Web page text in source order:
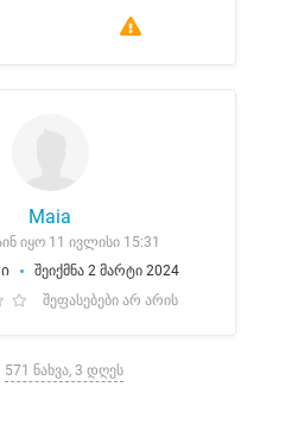
Maia
იყო 11 ივლისი 15:31
შეიქმნა 2 მარტი 2024
შეფასებები არ არის
571 ნახვა, 3 დღეს